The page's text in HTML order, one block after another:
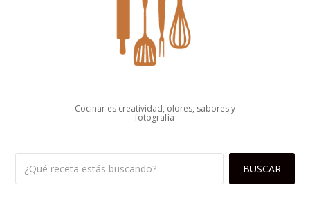
Cocinar es creatividad, olores, sabores y
fotografía